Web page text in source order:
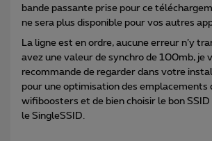
bande passante prise pour ce
ne sera plus disponible pour vos autres
La ligne est en ordre, aucune erreur n’y
avez une valeur de synchro de 100mb, je
recommande de regarder dans votre
pour une optimisation des emplacements
wifiboosters et de bien choisir le bon
le SingleSSID.